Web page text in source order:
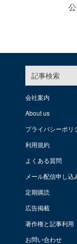
記事検索
会社案内
About us
プライバシーポリ
利用規約
よくある質問
メール配信申し込
定期購読
広告掲載
著作権と記事利用
お問い合わせ